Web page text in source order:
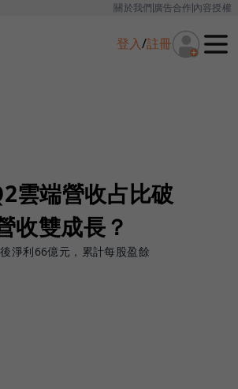
關於我們廣告合作內容授權
登入/註冊
雲端營收占比破
收雙成長？
淨利66億元，累計每股盈餘